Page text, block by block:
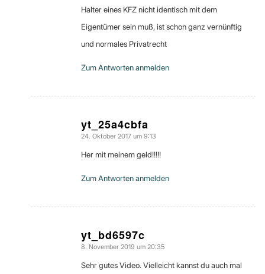
Halter eines KFZ nicht identisch mit dem
Eigentümer sein muß, ist schon ganz vernünftig
und normales Privatrecht
Zum Antworten anmelden
yt_25a4cbfa
sagte:
24. Oktober 2017 um 9:13
Her mit meinem geld!!!!!
Zum Antworten anmelden
yt_bd6597c
sagte:
8. November 2019 um 20:35
Sehr gutes Video. Vielleicht kannst du auch mal